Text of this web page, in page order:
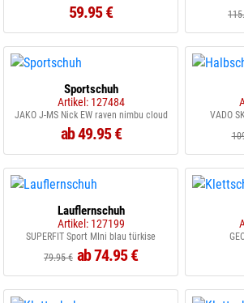
59.95 €
Sportschuh
Artikel: 127484
JAKO J-MS Nick EW raven nimbu cloud
ab 49.95 €
VADO
Lauflernschuh
Artikel: 127199
SUPERFIT Sport MIni blau türkise
79.95 € ab 74.95 €